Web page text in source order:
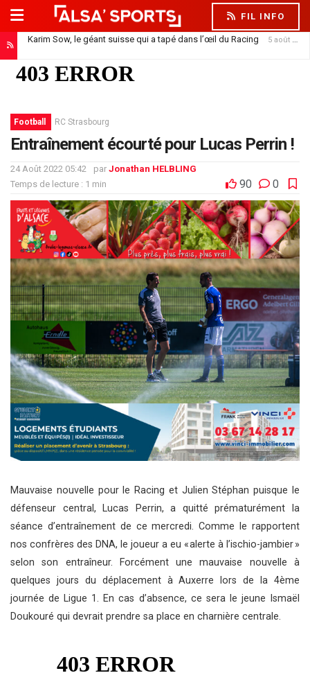
FIL INFO
Karim Sow, le géant suisse qui a tapé dans l’œil du Racing 5 août 2026
Football RC Strasbourg
Entraînement écourté pour Lucas Perrin !
24 Août 2022 05:42 par Jonathan HELBLING
Temps de lecture : 1 min
90 0
Mauvaise nouvelle pour le Racing et Julien Stéphan puisque le
défenseur central, Lucas Perrin, a quitté prématurément la
séance d’entraînement de ce mercredi. Comme le rapportent
nos confrères des DNA, le joueur a eu « alerte à l’ischio-jambier »
selon son entraîneur. Forcément une mauvaise nouvelle à
quelques jours du déplacement à Auxerre lors de la 4ème
journée de Ligue 1. En cas d’absence, ce sera le jeune Ismaël
Doukouré qui devrait prendre sa place en charnière centrale.